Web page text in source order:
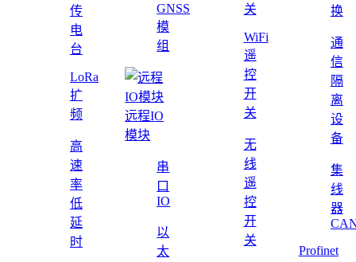
传
电
台
LoRa
扩
频
高
速
率
低
延
时
GNSS
模
组
远程IO
模块
串
口
IO
以
太
关
WiFi
遥
控
开
关
无
线
遥
控
开
关
换
通
信
隔
离
设
备
集
线
器
Profinet